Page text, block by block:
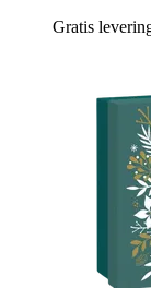
Gratis